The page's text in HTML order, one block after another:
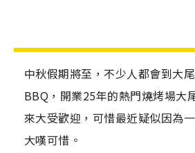
中秋假期將至，不少人都會到大
BBQ，開業25年的熱門燒烤場大
來大受歡迎，可惜最近疑似因為
大嘆可惜。